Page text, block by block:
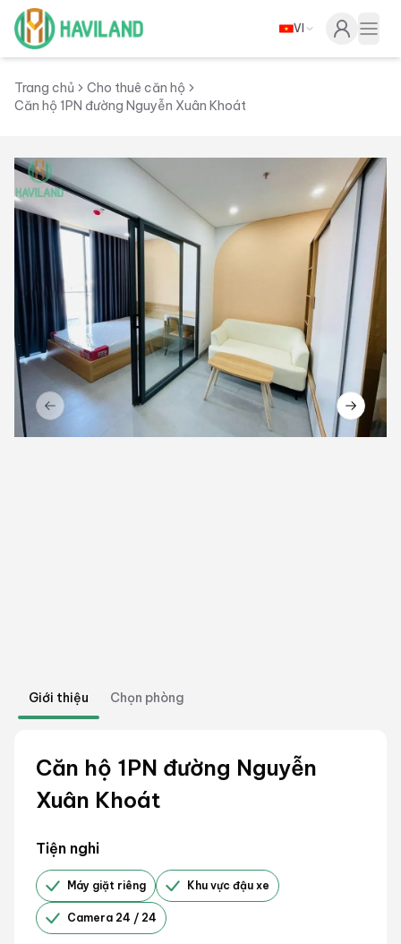
Haviland
VI
Trang chủ
Cho thuê căn hộ
Căn hộ 1PN đường Nguyễn Xuân Khoát
Previous slide Next
Giới thiệu Chọn phòng
Căn hộ 1PN đường Nguyễn
Xuân Khoát
Tiện nghi
Máy giặt riêng Khu vực đậu xe
Camera 24 / 24